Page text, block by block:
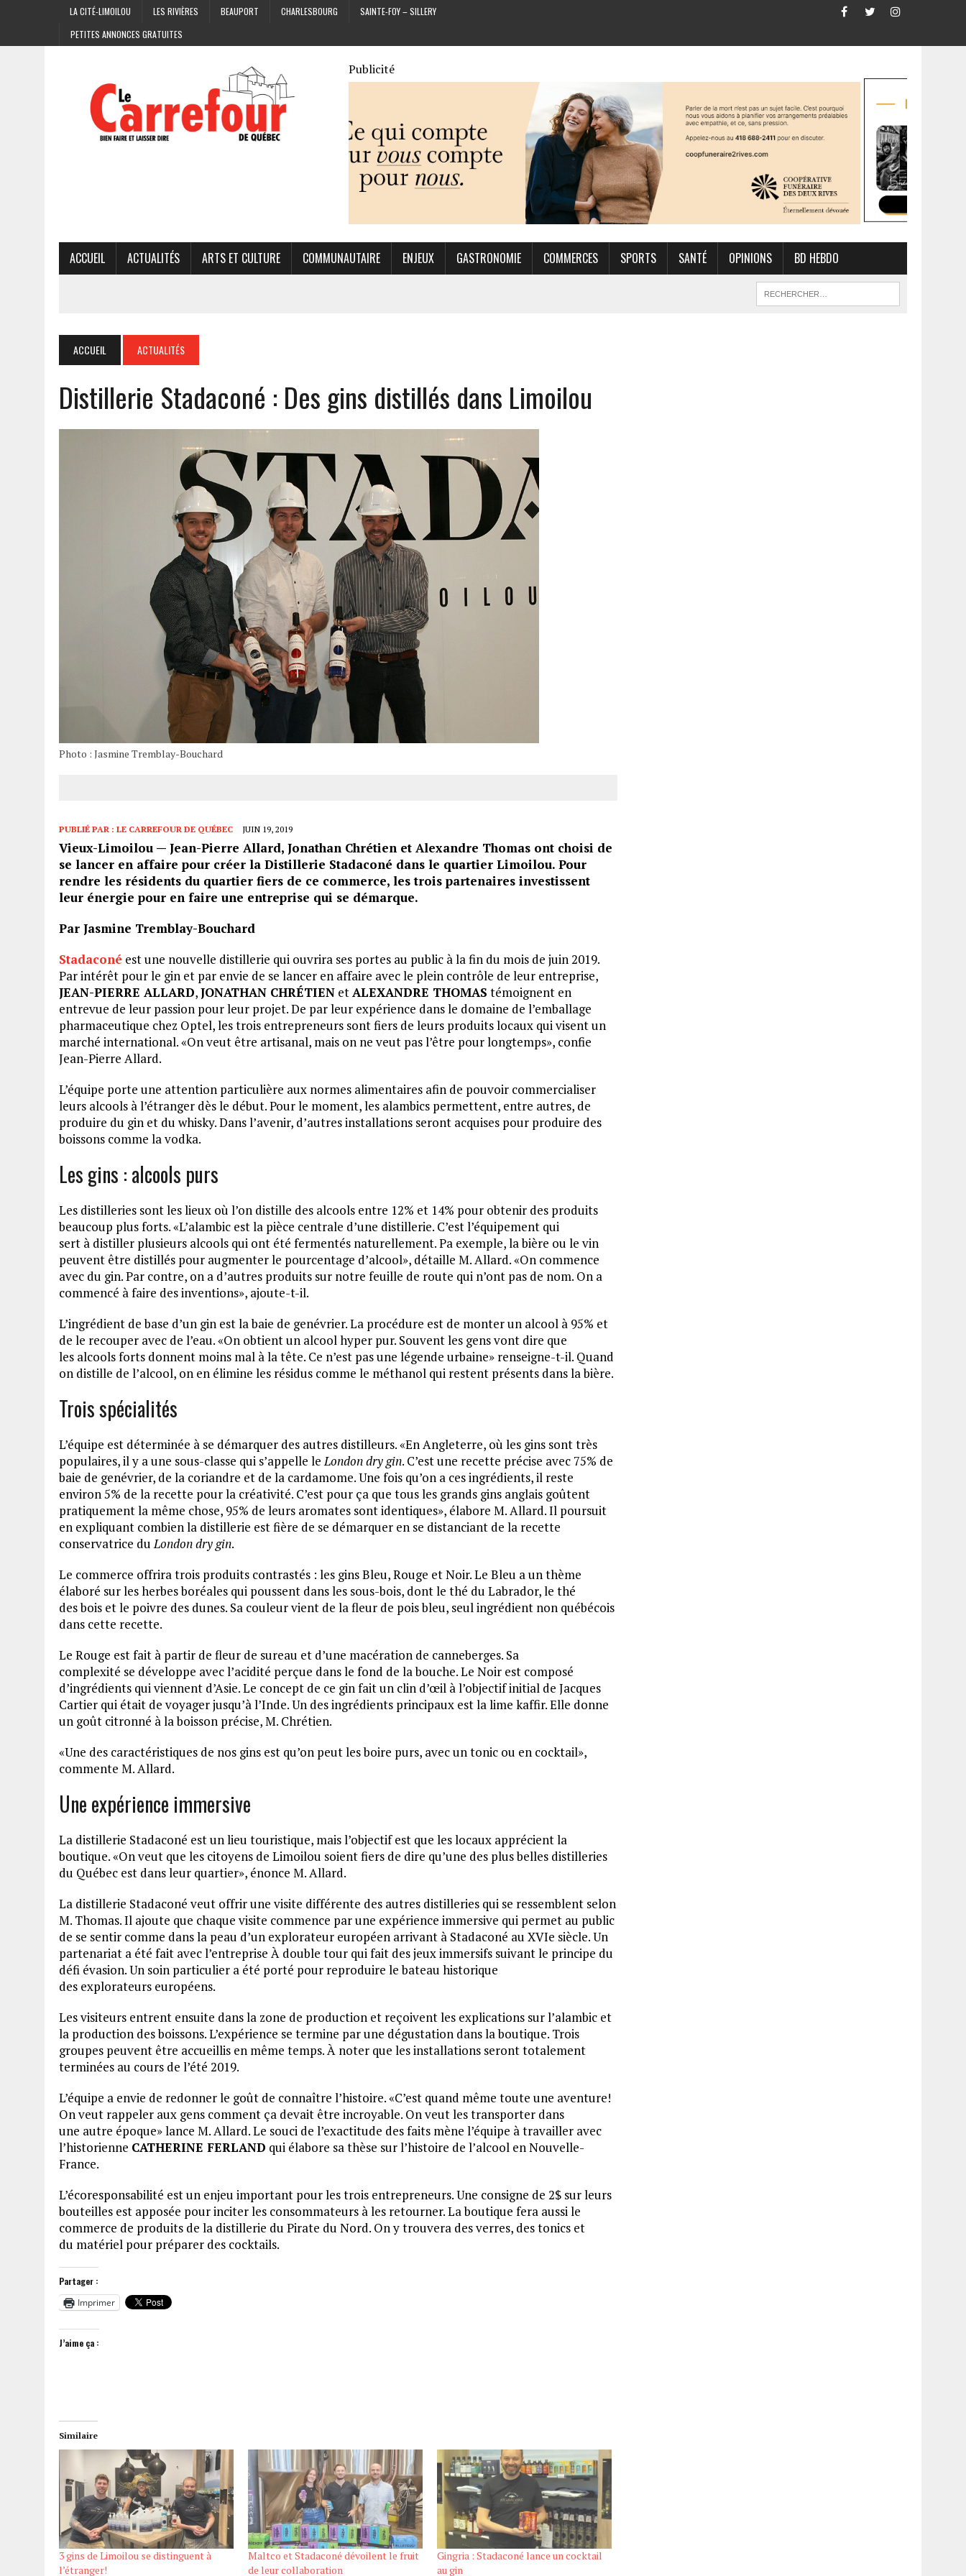
LA CITÉ-LIMOILOU LES RIVIÈRES BEAUPORT CHARLESBOURG
SAINTE-FOY – SILLERY
PETITES ANNONCES GRATUITES
Publicité
ACCUEIL ACTUALITÉS ARTS ET CULTURE COMMUNAUTAIRE ENJEUX GASTRONOMIE COMMERCES SPORTS SANTÉ OPINIONS BD HEBDO
ACCUEIL ACTUALITÉS
Distillerie Stadaconé : Des gins distillés dans Limoilou
Photo : Jasmine Tremblay-Bouchard
PUBLIÉ PAR : LE CARREFOUR DE QUÉBEC JUIN 19, 2019
Vieux-Limoilou — Jean-Pierre Allard, Jonathan Chrétien et Alexandre Thomas ont choisi de
se lancer en affaire pour créer la Distillerie Stadaconé dans le quartier Limoilou. Pour
rendre les résidents du quartier fiers de ce commerce, les trois partenaires investissent
leur énergie pour en faire une entreprise qui se démarque.
Par Jasmine Tremblay-Bouchard
Stadaconé est une nouvelle distillerie qui ouvrira ses portes au public à la fin du mois de juin 2019.
Par intérêt pour le gin et par envie de se lancer en affaire avec le plein contrôle de leur entreprise,
JEAN-PIERRE ALLARD,JONATHAN CHRÉTIEN etALEXANDRE THOMAS témoignent en
entrevue de leur passion pour leur projet. De par leur expérience dans le domaine de l’emballage
pharmaceutique chez Optel, les trois entrepreneurs sont fiers de leurs produits locaux qui visent un
marché international. «On veut être artisanal, mais on ne veut pas l’être pour longtemps», confie
Jean-Pierre Allard.
L’équipe porte une attention particulière aux normes alimentaires afin de pouvoir commercialiser
leurs alcools à l’étranger dès le début. Pour le moment, les alambics permettent, entre autres, de
produire du gin et du whisky. Dans l’avenir, d’autres installations seront acquises pour produire des
boissons comme la vodka.
Les gins : alcools purs
Les distilleries sont les lieux où l’on distille des alcools entre 12% et 14% pour obtenir des produits
beaucoup plus forts. «L’alambic est la pièce centrale d’une distillerie. C’est l’équipement qui
sert à distiller plusieurs alcools qui ont été fermentés naturellement. Pa exemple, la bière ou le vin
peuvent être distillés pour augmenter le pourcentage d’alcool», détaille M. Allard. «On commence
avec du gin. Par contre, on a d’autres produits sur notre feuille de route qui n’ont pas de nom. On a
commencé à faire des inventions», ajoute-t-il.
L’ingrédient de base d’un gin est la baie de genévrier. La procédure est de monter un alcool à 95% et
de le recouper avec de l’eau. «On obtient un alcool hyper pur. Souvent les gens vont dire que
les alcools forts donnent moins mal à la tête. Ce n’est pas une légende urbaine» renseigne-t-il. Quand
on distille de l’alcool, on en élimine les résidus comme le méthanol qui restent présents dans la bière.
Trois spécialités
L’équipe est déterminée à se démarquer des autres distilleurs. «En Angleterre, où les gins sont très
populaires, il y a une sous-classe qui s’appelle leLondon dry gin. C’est une recette précise avec 75% de
baie de genévrier, de la coriandre et de la cardamome. Une fois qu’on a ces ingrédients, il reste
environ 5% de la recette pour la créativité. C’est pour ça que tous les grands gins anglais goûtent
pratiquement la même chose, 95% de leurs aromates sont identiques», élabore M. Allard. Il poursuit
en expliquant combien la distillerie est fière de se démarquer en se distanciant de la recette
conservatrice duLondon dry gin.
Le commerce offrira trois produits contrastés : les gins Bleu, Rouge et Noir. Le Bleu a un thème
élaboré sur les herbes boréales qui poussent dans les sous-bois, dont le thé du Labrador, le thé
des bois et le poivre des dunes. Sa couleur vient de la fleur de pois bleu, seul ingrédient non québécois
dans cette recette.
Le Rouge est fait à partir de fleur de sureau et d’une macération de canneberges. Sa
complexité se développe avec l’acidité perçue dans le fond de la bouche. Le Noir est composé
d’ingrédients qui viennent d’Asie. Le concept de ce gin fait un clin d’œil à l’objectif initial de Jacques
Cartier qui était de voyager jusqu’à l’Inde. Un des ingrédients principaux est la lime kaffir. Elle donne
un goût citronné à la boisson précise, M. Chrétien.
«Une des caractéristiques de nos gins est qu’on peut les boire purs, avec un tonic ou en cocktail»,
commente M. Allard.
Une expérience immersive
La distillerie Stadaconé est un lieu touristique, mais l’objectif est que les locaux apprécient la
boutique. «On veut que les citoyens de Limoilou soient fiers de dire qu’une des plus belles distilleries
du Québec est dans leur quartier», énonce M. Allard.
La distillerie Stadaconé veut offrir une visite différente des autres distilleries qui se ressemblent selon
M. Thomas. Il ajoute que chaque visite commence par une expérience immersive qui permet au public
de se sentir comme dans la peau d’un explorateur européen arrivant à Stadaconé au XVIe siècle. Un
partenariat a été fait avec l’entreprise À double tour qui fait des jeux immersifs suivant le principe du
défi évasion. Un soin particulier a été porté pour reproduire le bateau historique
des explorateurs européens.
Les visiteurs entrent ensuite dans la zone de production et reçoivent les explications sur l’alambic et
la production des boissons. L’expérience se termine par une dégustation dans la boutique. Trois
groupes peuvent être accueillis en même temps. À noter que les installations seront totalement
terminées au cours de l’été 2019.
L’équipe a envie de redonner le goût de connaître l’histoire. «C’est quand même toute une aventure!
On veut rappeler aux gens comment ça devait être incroyable. On veut les transporter dans
une autre époque» lance M. Allard. Le souci de l’exactitude des faits mène l’équipe à travailler avec
l’historienne CATHERINE FERLAND qui élabore sa thèse sur l’histoire de l’alcool en Nouvelle-
France.
L’écoresponsabilité est un enjeu important pour les trois entrepreneurs. Une consigne de 2$ sur leurs
bouteilles est apposée pour inciter les consommateurs à les retourner. La boutique fera aussi le
commerce de produits de la distillerie du Pirate du Nord. On y trouvera des verres, des tonics et
du matériel pour préparer des cocktails.
Partager :
Imprimer
J’aime ça :
Similaire
3 gins de Limoilou se distinguent à
l’étranger!
Maltco et Stadaconé dévoilent le fruit
de leur collaboration
Gingria : Stadaconé lance un cocktail
au gin